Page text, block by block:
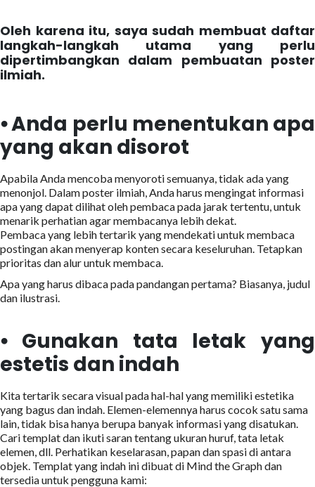
Oleh karena itu, saya sudah membuat daftar
langkah-langkah utama yang perlu
dipertimbangkan dalam pembuatan poster
ilmiah.
⦁ Anda perlu menentukan apa
yang akan disorot
Apabila Anda mencoba menyoroti semuanya, tidak ada yang
menonjol. Dalam poster ilmiah, Anda harus mengingat informasi
apa yang dapat dilihat oleh pembaca pada jarak tertentu, untuk
menarik perhatian agar membacanya lebih dekat.
Pembaca yang lebih tertarik yang mendekati untuk membaca
postingan akan menyerap konten secara keseluruhan. Tetapkan
prioritas dan alur untuk membaca.
Apa yang harus dibaca pada pandangan pertama? Biasanya, judul
dan ilustrasi.
⦁ Gunakan tata letak yang
estetis dan indah
Kita tertarik secara visual pada hal-hal yang memiliki estetika
yang bagus dan indah. Elemen-elemennya harus cocok satu sama
lain, tidak bisa hanya berupa banyak informasi yang disatukan.
Cari templat dan ikuti saran tentang ukuran huruf, tata letak
elemen, dll. Perhatikan keselarasan, papan dan spasi di antara
objek. Templat yang indah ini dibuat di Mind the Graph dan
tersedia untuk pengguna kami: